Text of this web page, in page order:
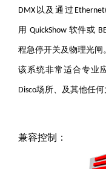
DMX 以及通过 E
用 QuickShow 软件或
程急停开关及物理光闸
该系统非常适合专业
Disco场所、 及其他任何
兼容控制：